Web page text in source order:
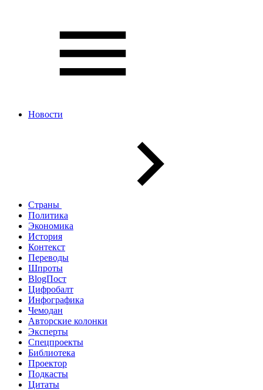
Новости
Страны
Политика
Экономика
История
Контекст
Переводы
Шпроты
BlogПост
Цифробалт
Инфографика
Чемодан
Авторские колонки
Эксперты
Спецпроекты
Библиотека
Проектор
Подкасты
Цитаты